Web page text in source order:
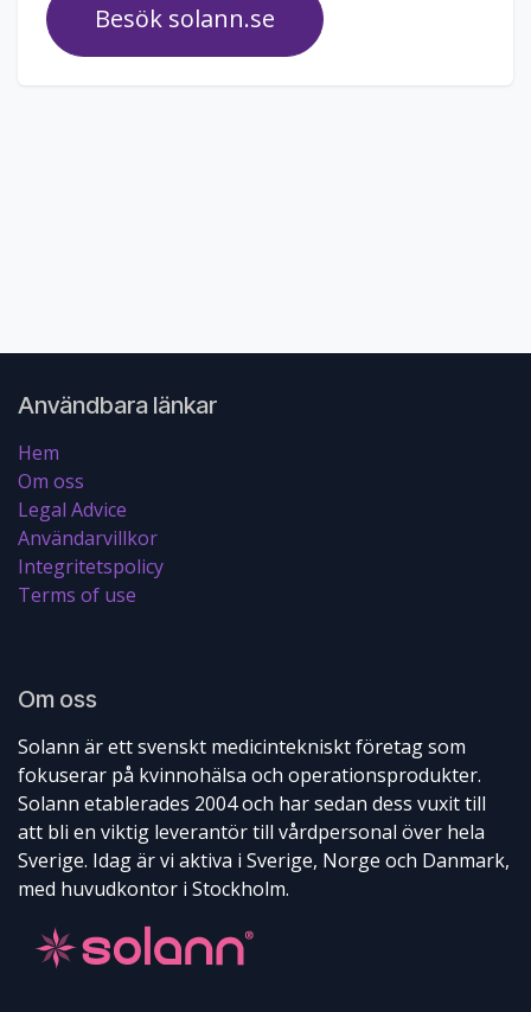
Besök solann.se
Användbara länkar
Hem
Om oss
Legal Advice
Användarvillkor
Integritetspolicy
Terms of use
Om oss
Solann är ett svenskt medicintekniskt företag som
fokuserar på kvinnohälsa och operationsprodukter.
Solann etablerades 2004 och har sedan dess vuxit till
att bli en viktig leverantör till vårdpersonal över hela
Sverige. Idag är vi aktiva i Sverige, Norge och Danmark,
med huvudkontor i Stockholm.